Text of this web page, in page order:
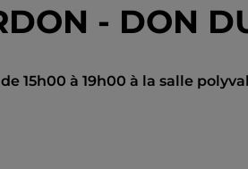
- DON
15h00 à 19h00 à la salle